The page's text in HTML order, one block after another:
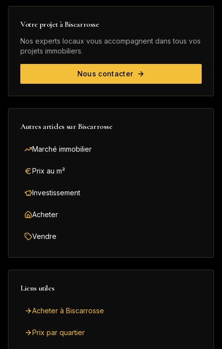
Votre projet à Biscarrosse
Nos experts locaux vous accompagnent dans tous vos
projets immobiliers.
Nous contacter
Autres articles sur Biscarrosse
Marché immobilier
Prix au m²
Investissement
Acheter
Vendre
Liens utiles
Acheter à Biscarrosse
Prix par quartier